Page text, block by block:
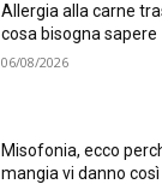
Allergia alla carne
cosa bisogna sapere
06/08/2026
Misofonia, ecco
mangia vi danno